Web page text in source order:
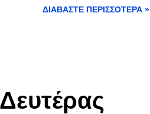
ΔΙΑΒΆΣΤΕ ΠΕΡΙΣΣΌΤΕΡΑ »